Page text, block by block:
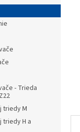
- Trieda
triedy M
triedy H a